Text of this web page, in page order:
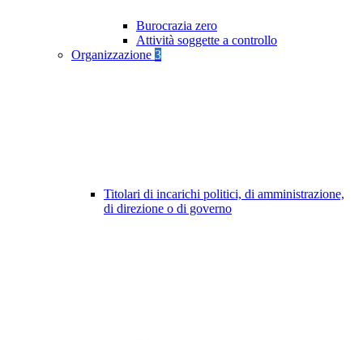
Burocrazia zero
Attività soggette a controllo
Organizzazione 3
Titolari di incarichi politici, di amministrazione,
di direzione o di governo